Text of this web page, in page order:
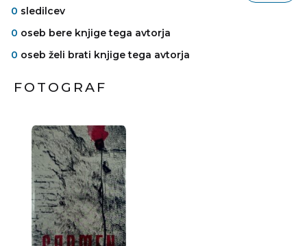
0 sledilcev
0 oseb bere knjige tega avtorja
0 oseb želi brati knjige tega avtorja
FOTOGRAF